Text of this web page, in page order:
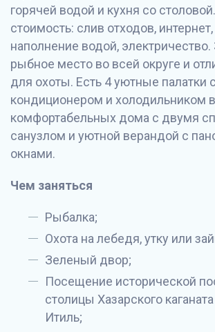
горячей водой и кухня со
стоимость: слив отходов,
наполнение водой,
рыбное место во всей округе и
для охоты. Есть 4 уютные палатки
кондиционером и холодильником
комфортабельных дома с двумя
санузлом и уютной верандой с
окнами.
Чем заняться
Рыбалка;
Охота на лебедя, утку или
Зеленый двор;
Посещение исторической
столицы Хазарского
Итиль;